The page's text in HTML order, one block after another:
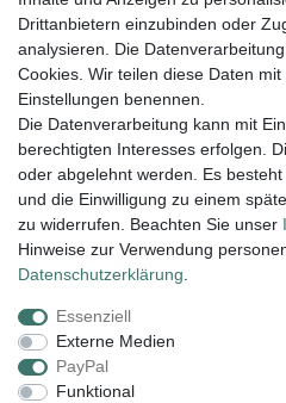
Als Gast
Lieferung und Versand
Impressum
Widerrufs­recht
Drittanbietern einzubinden oder
analysieren. Die
Cookies. Wir teilen diese Daten
Einstellungen benennen.
Die Datenverarbeitung kann mit
berechtigten Interesses erfolgen.
oder abgelehnt werden. Es
und die Einwilligung zu einem
zu widerrufen. Beachten Sie unser
Hinweise zur Verwendung
Daten­schutz­erklärung
Essenziell
Externe Medien
PayPal
Funktional